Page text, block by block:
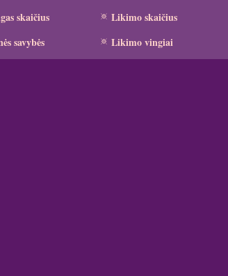
skaičius
savybės
Likimo skaičius
Likimo vingiai